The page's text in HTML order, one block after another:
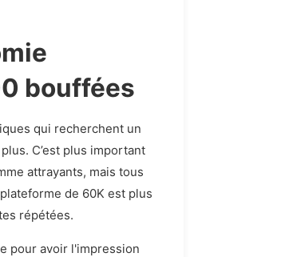
bouffées
qui recherchent un
C’est plus important
attrayants, mais tous
de 60K est plus
répétées.
pour avoir l'impression